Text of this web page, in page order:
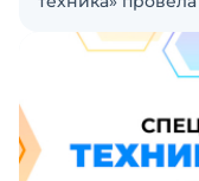
складской
JHLIFT. С
лет спустя
узкопроходных
скромным